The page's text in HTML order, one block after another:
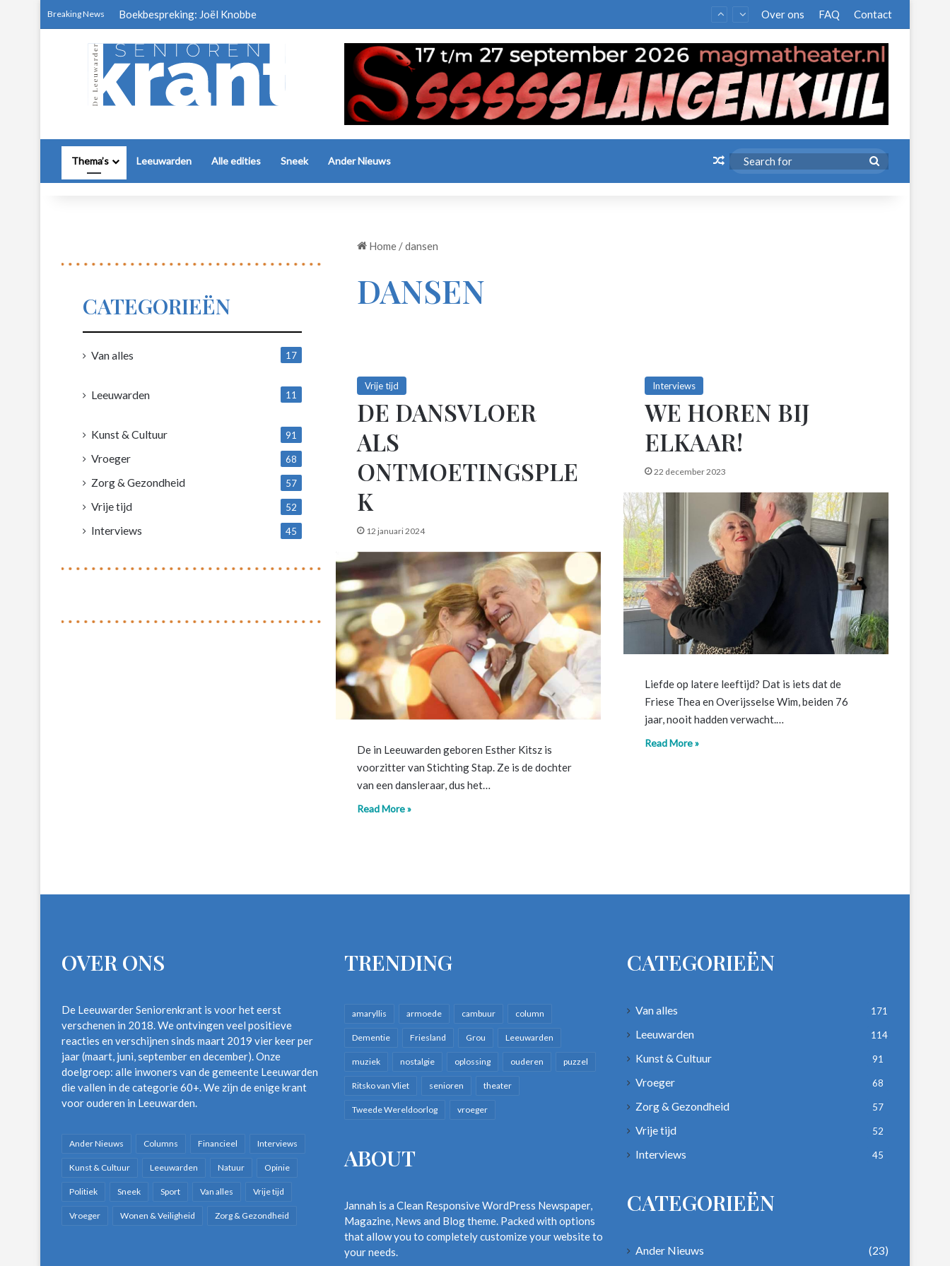
Breaking News Boekbespreking: Joël Knobbe Over ons FAQ Contact
Thema’s Leeuwarden Alle edities Sneek Ander Nieuws Random Article
for
Home /dansen
DANSEN
Vrije tijd
DE DANSVLOER
ALS
ONTMOETINGSPLE
K
12 januari 2024
De in Leeuwarden geboren Esther Kitsz is
voorzitter van Stichting Stap. Ze is de dochter
van een dansleraar, dus het…
Read More »
Interviews
WE HOREN BIJ
ELKAAR!
22 december 2023
Liefde op latere leeftijd? Dat is iets dat de
Friese Thea en Overijsselse Wim, beiden 76
jaar, nooit hadden verwacht.…
Read More »
CATEGORIEËN
Van alles
17
Leeuwarden
11
Kunst & Cultuur 91
Vroeger 68
Zorg & Gezondheid 57
Vrije tijd 52
Interviews 45
OVER ONS
De Leeuwarder Seniorenkrant is voor het eerst
verschenen in 2018. We ontvingen veel positieve
reacties en verschijnen sinds maart 2019 vier keer per
jaar (maart, juni, september en december). Onze
doelgroep: alle inwoners van de gemeente Leeuwarden
die vallen in de categorie 60+. We zijn de enige krant
voor ouderen in Leeuwarden.
Ander Nieuws Columns Financieel Interviews
Kunst & Cultuur Leeuwarden Natuur Opinie
Politiek Sneek Sport Van alles Vrije tijd
Vroeger Wonen & Veiligheid Zorg & Gezondheid
TRENDING
amaryllis armoede cambuur column
Dementie Friesland Grou Leeuwarden
muziek nostalgie oplossing ouderen puzzel
Ritsko van Vliet senioren theater
Tweede Wereldoorlog vroeger
ABOUT
Jannah is a Clean Responsive WordPress Newspaper,
Magazine, News and Blog theme. Packed with options
that allow you to completely customize your website to
your needs.
CATEGORIEËN
Van alles 171
Leeuwarden 114
Kunst & Cultuur 91
Vroeger 68
Zorg & Gezondheid 57
Vrije tijd 52
Interviews 45
CATEGORIEËN
Ander Nieuws (23)